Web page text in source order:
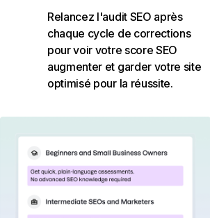
Relancez l'audit SEO après
chaque cycle de corrections
pour voir votre score SEO
augmenter et garder votre site
optimisé pour la réussite.